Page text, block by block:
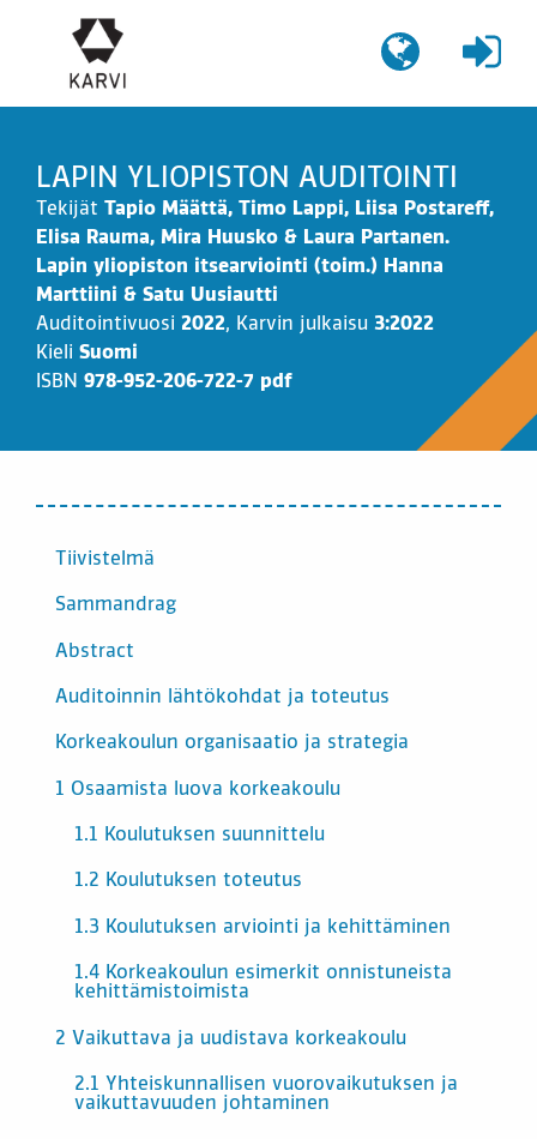
sisältöön
LAPIN YLIOPISTON AUDITOINTI
Tekijät
Tapio Määttä, Timo Lappi, Liisa Postareff,
Elisa Rauma, Mira Huusko & Laura Partanen.
Lapin yliopiston itsearviointi (toim.) Hanna
Marttiini & Satu Uusiautti
Auditointivuosi 2022, Karvin julkaisu 3:2022
Kieli Suomi
ISBN 978-952-206-722-7 pdf
SISÄLTÖ
Tiivistelmä
Sammandrag
Abstract
Auditoinnin lähtökohdat ja toteutus
Korkeakoulun organisaatio ja strategia
1 Osaamista luova korkeakoulu
1.1 Koulutuksen suunnittelu
1.2 Koulutuksen toteutus
1.3 Koulutuksen arviointi ja kehittäminen
1.4 Korkeakoulun esimerkit onnistuneista
kehittämistoimista
2 Vaikuttava ja uudistava korkeakoulu
2.1 Yhteiskunnallisen vuorovaikutuksen ja
vaikuttavuuden johtaminen